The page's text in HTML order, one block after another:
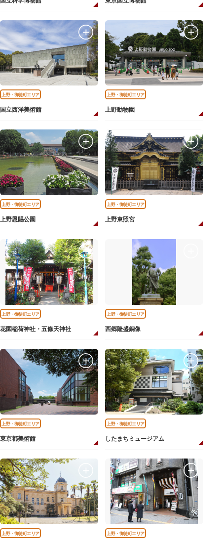
上野・御徒町エリア
国立西洋美術館
上野・御徒町エリア
上野動物園
上野・御徒町エリア
上野恩賜公園
上野・御徒町エリア
上野東照宮
上野・御徒町エリア
花園稲荷神社・五條天神社
上野・御徒町エリア
西郷隆盛銅像
上野・御徒町エリア
東京都美術館
上野・御徒町エリア
したまちミュージアム
上野・御徒町エリア 上野・御徒町エリア